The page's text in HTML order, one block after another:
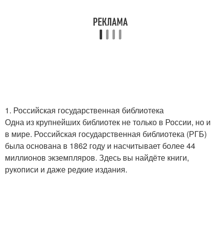
1. Российская государственная библиотека
Одна из крупнейших библиотек не только в России, но и
в мире. Российская государственная библиотека (РГБ)
была основана в 1862 году и насчитывает более 44
миллионов экземпляров. Здесь вы найдёте книги,
рукописи и даже редкие издания.